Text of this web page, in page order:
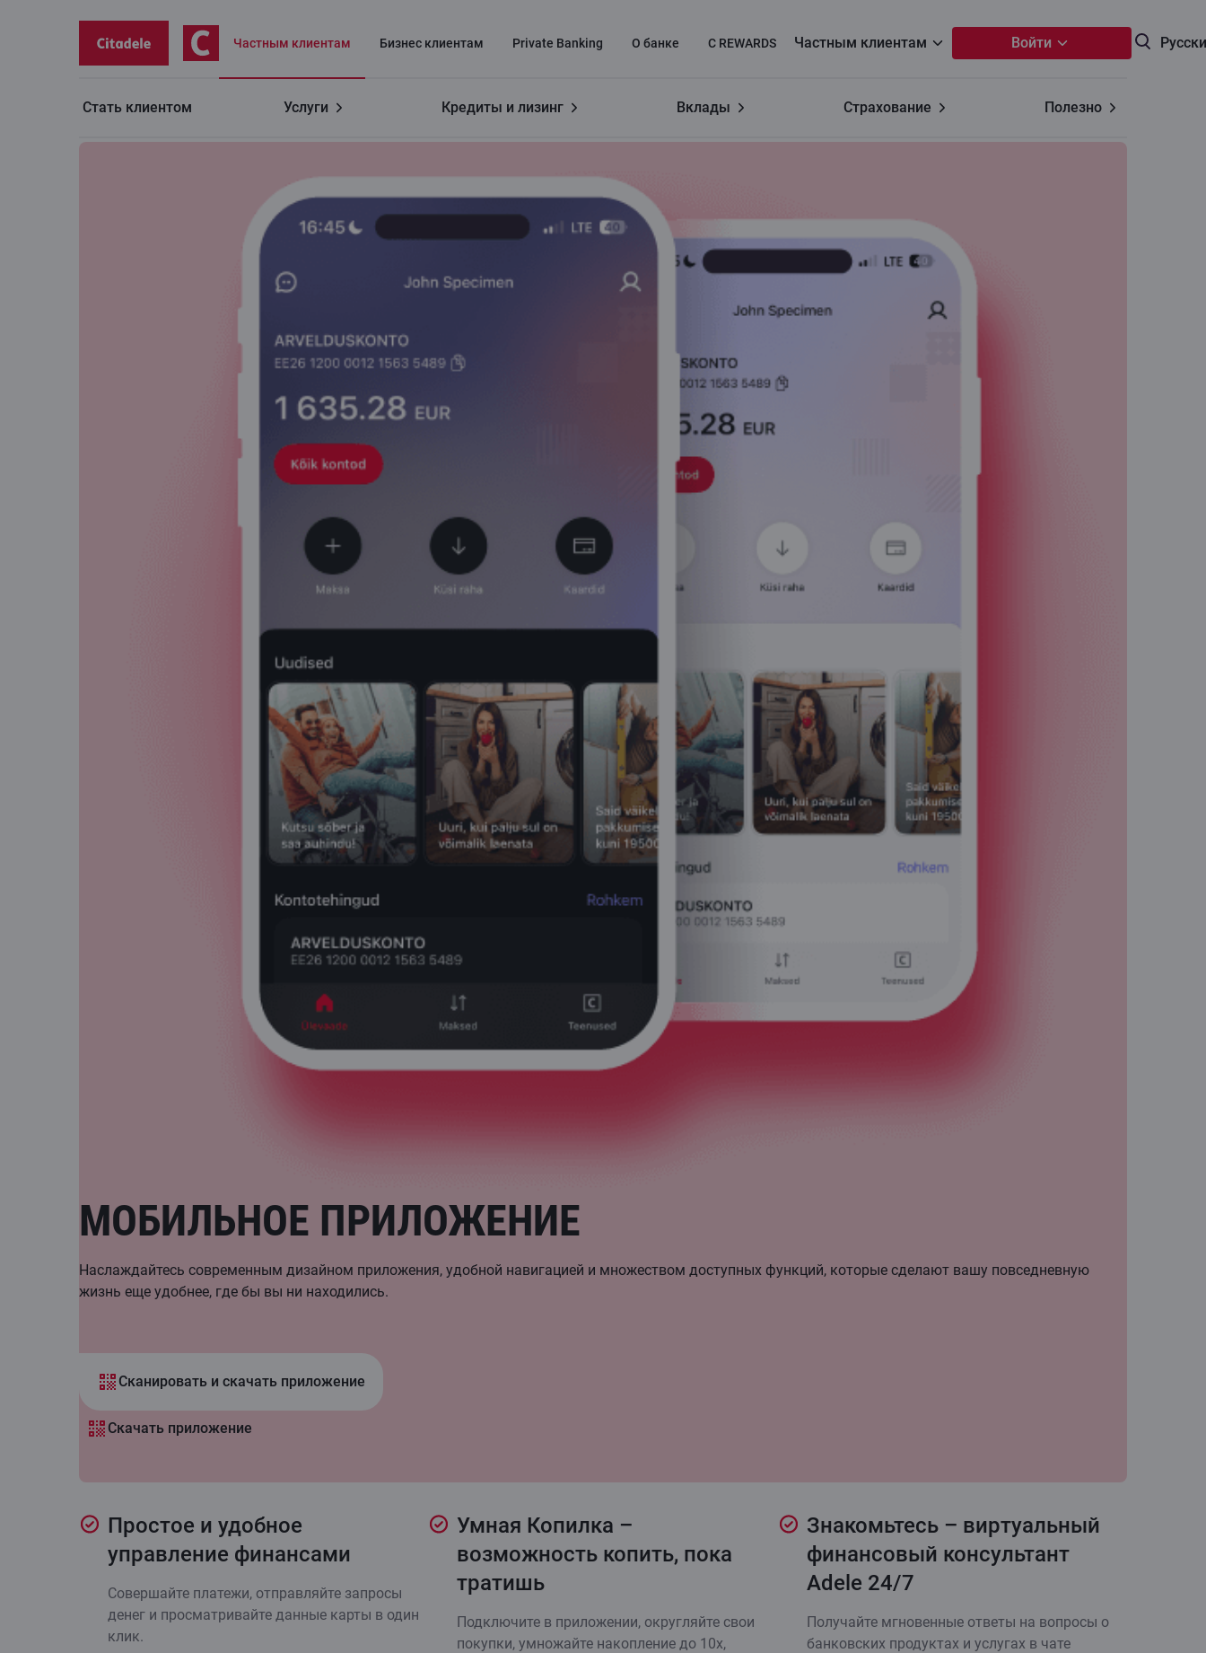
Частным клиентам Бизнес клиентaм Private Banking О банке C REWARDS Частным клиентам Войти
Стать клиентом Услуги Кредиты и лизинг Вклады Страхование Полезно
МОБИЛЬНОЕ ПРИЛОЖЕНИЕ
Наслаждайтесь современным дизайном приложения, удобной навигацией и множеством доступных функций, которые сделают вашу повседневную
жизнь еще удобнее, где бы вы ни находились.
Сканировать и скачать приложение
Скачать приложение
Простое и удобное
управление финансами
Совершайте платежи, отправляйте запросы
денег и просматривайте данные карты в один
клик.
Умная Копилка –
возможность копить, пока
тратишь
Подключите в приложении, округляйте свои
покупки, умножайте накопление до 10х,
Знакомьтесь – виртуальный
финансовый консультант
Adele 24/7
Получайте мгновенные ответы на вопросы о
банковских продуктах и услугах в чате